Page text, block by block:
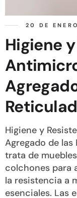
20 DE
Higiene
Higiene y
Agregado de las
trata de
colchones para
la resistencia a
esenciales. Las